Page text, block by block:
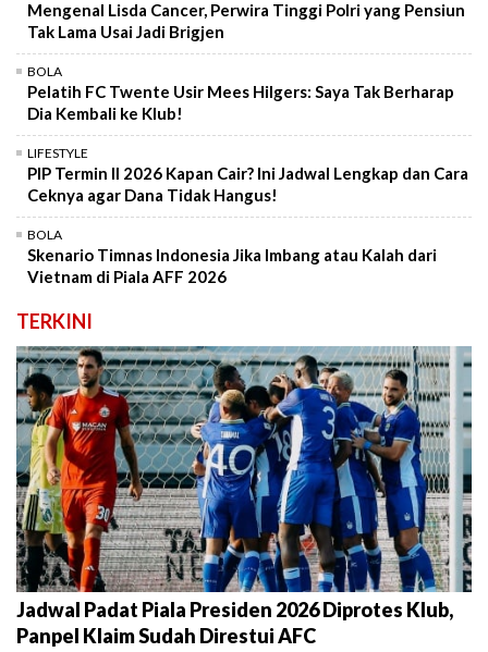
Mengenal Lisda Cancer, Perwira Tinggi Polri yang Pensiun
Tak Lama Usai Jadi Brigjen
BOLA
Pelatih FC Twente Usir Mees Hilgers: Saya Tak Berharap
Dia Kembali ke Klub!
LIFESTYLE
PIP Termin II 2026 Kapan Cair? Ini Jadwal Lengkap dan Cara
Ceknya agar Dana Tidak Hangus!
BOLA
Skenario Timnas Indonesia Jika Imbang atau Kalah dari
Vietnam di Piala AFF 2026
TERKINI
Jadwal Padat Piala Presiden 2026 Diprotes Klub,
Panpel Klaim Sudah Direstui AFC